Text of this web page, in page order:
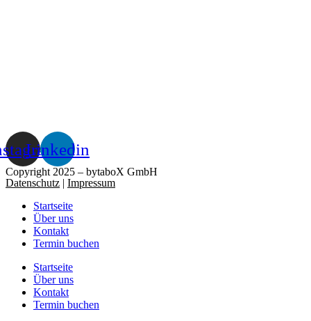
Linkedin
Copyright 2025 – bytaboX GmbH
Datenschutz | Impressum
Startseite
Über uns
Kontakt
Termin buchen
Startseite
Über uns
Kontakt
Termin buchen